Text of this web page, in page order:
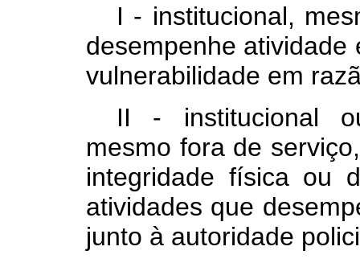
I - institucional,
desempenhe atividade
vulnerabilidade em
II - institucional
mesmo fora de
integridade física ou
atividades que
junto à autoridade